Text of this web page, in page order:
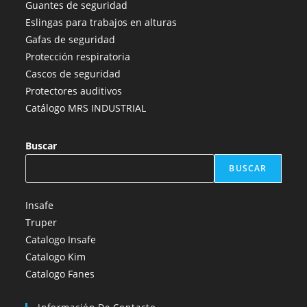
nueva
pestaña
nueva
pestaña
nueva
pestaña
nueva
Guantes de seguridad
Eslingas para trabajos en alturas
Gafas de seguridad
Protección respiratoria
Cascos de seguridad
Protectores auditivos
Catálogo MRS INDUSTRIAL
Buscar
BUSCAR
Insafe
Truper
Catalogo Insafe
Catalogo Kim
Catalogo Fanes